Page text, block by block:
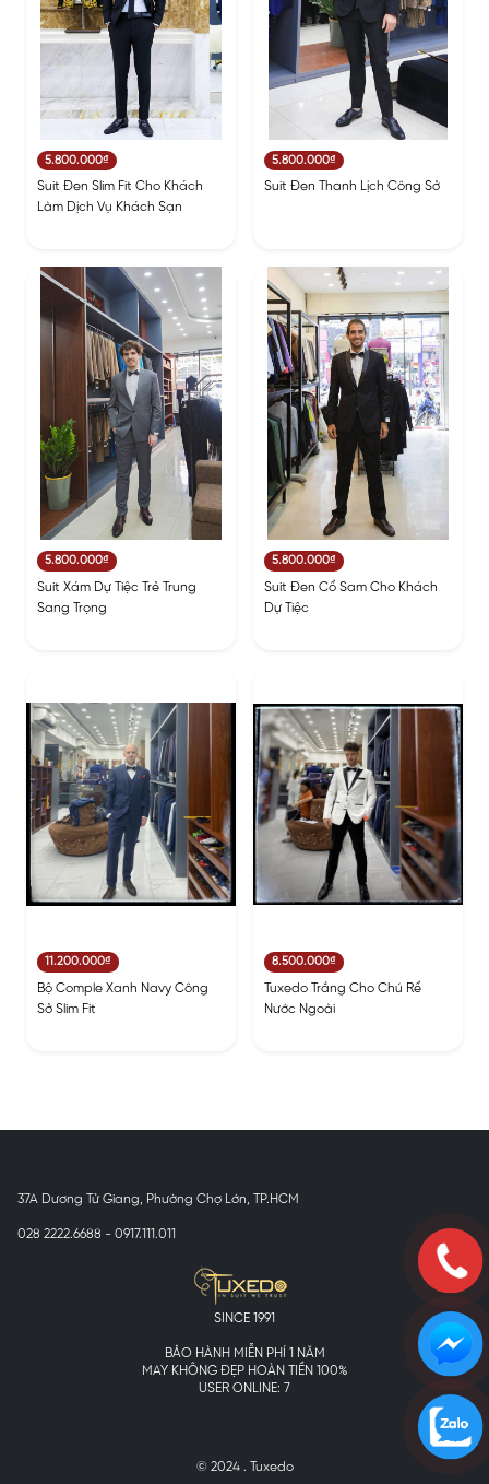
5.800.000₫
Suit Đen Slim Fit Cho Khách
Làm Dịch Vụ Khách Sạn
5.800.000₫
Suit Đen Thanh Lịch Công Sở
5.800.000₫
Suit Xám Dự Tiệc Trẻ Trung
Sang Trọng
5.800.000₫
Suit Đen Cổ Sam Cho Khách
Dự Tiệc
11.200.000₫
Bộ Comple Xanh Navy Công
Sở Slim Fit
8.500.000₫
Tuxedo Trắng Cho Chú Rể
Nước Ngoài
37A Dương Tử Giang, Phường Chợ Lớn, TP.HCM
028 2222.6688 - 0917.111.011
SINCE 1991
BẢO HÀNH MIỄN PHÍ 1 NĂM
MAY KHÔNG ĐẸP HOÀN TIỀN 100%
USER ONLINE: 7
© 2024 . Tuxedo